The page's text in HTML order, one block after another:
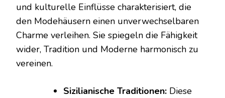
und kulturelle Einflüsse charakterisiert, die
den Modehäusern einen unverwechselbaren
Charme verleihen. Sie spiegeln die Fähigkeit
wider, Tradition und Moderne harmonisch zu
vereinen.
Sizilianische Traditionen: Diese